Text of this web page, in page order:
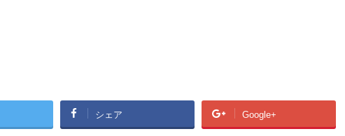
シェア Google+